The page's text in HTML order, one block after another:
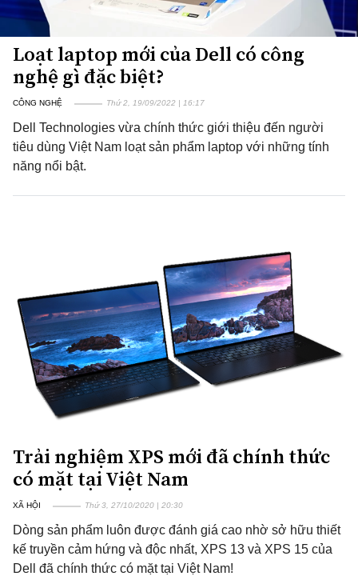
Loạt laptop mới của Dell có công
nghệ gì đặc biệt?
CÔNG NGHỆ Thứ 2, 19/09/2022 | 16:17
Dell Technologies vừa chính thức giới thiệu đến người
tiêu dùng Việt Nam loạt sản phẩm laptop với những tính
năng nổi bật.
Trải nghiệm XPS mới đã chính thức
có mặt tại Việt Nam
XÃ HỘI Thứ 3, 27/10/2020 | 20:30
Dòng sản phẩm luôn được đánh giá cao nhờ sở hữu thiết
kế truyền cảm hứng và độc nhất, XPS 13 và XPS 15 của
Dell đã chính thức có mặt tại Việt Nam!